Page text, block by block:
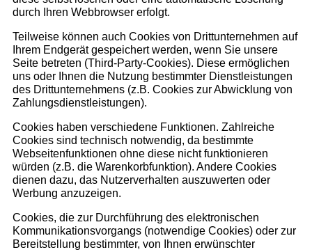
durch Ihren Webbrowser erfolgt.
Teilweise können auch Cookies von Drittunternehmen auf
Ihrem Endgerät gespeichert werden, wenn Sie unsere
Seite betreten (Third-Party-Cookies). Diese ermöglichen
uns oder Ihnen die Nutzung bestimmter Dienstleistungen
des Drittunternehmens (z.B. Cookies zur Abwicklung von
Zahlungsdienstleistungen).
Cookies haben verschiedene Funktionen. Zahlreiche
Cookies sind technisch notwendig, da bestimmte
Webseitenfunktionen ohne diese nicht funktionieren
würden (z.B. die Warenkorbfunktion). Andere Cookies
dienen dazu, das Nutzerverhalten auszuwerten oder
Werbung anzuzeigen.
Cookies, die zur Durchführung des elektronischen
Kommunikationsvorgangs (notwendige Cookies) oder zur
Bereitstellung bestimmter, von Ihnen erwünschter